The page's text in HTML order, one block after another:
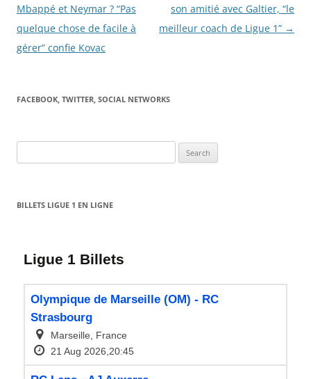
navigation
Mbappé et Neymar ? “Pas
quelque chose de facile à
gérer” confie Kovac
son amitié avec Galtier, “le
meilleur coach de Ligue 1” →
FACEBOOK, TWITTER, SOCIAL NETWORKS
for:
BILLETS LIGUE 1 EN LIGNE